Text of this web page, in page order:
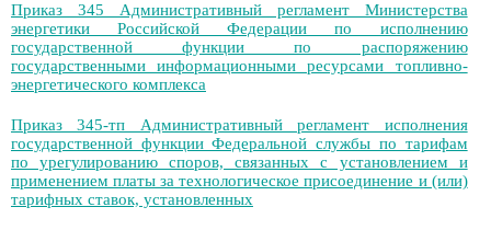
Приказ 345 Административный регламент Министерства
энергетики Российской Федерации по исполнению
государственной функции по распоряжению
государственными информационными ресурсами топливно-
энергетического комплекса
Приказ 345-тп Административный регламент исполнения
государственной функции Федеральной службы по тарифам
по урегулированию споров, связанных с установлением и
применением платы за технологическое присоединение и (или)
тарифных ставок, установленных